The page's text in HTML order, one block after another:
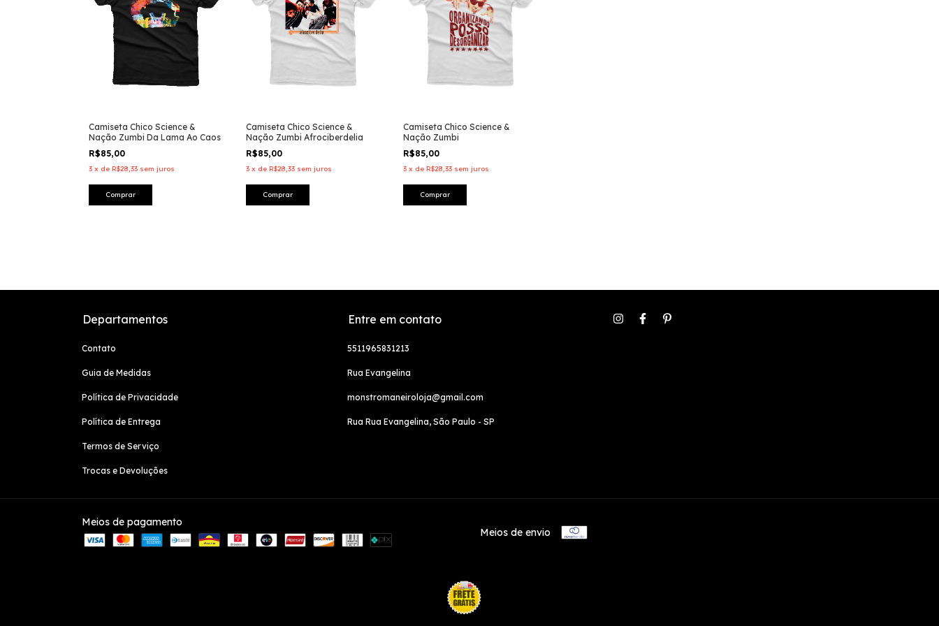
Camiseta Chico Science &
Nação Zumbi Da Lama Ao Caos
R$85,00
3 x de R$28,33 sem juros
Comprar
Camiseta Chico Science &
Nação Zumbi Afrociberdelia
R$85,00
3 x de R$28,33 sem juros
Comprar
Camiseta Chico Science &
Nação Zumbi
R$85,00
3 x de R$28,33 sem juros
Comprar
Departamentos
Contato
Guia de Medidas
Política de Privacidade
Política de Entrega
Termos de Serviço
Trocas e Devoluções
Entre em contato
5511965831213
Rua Evangelina
monstromaneiroloja@gmail.com
Rua Rua Evangelina, São Paulo - SP
Meios de pagamento
Meios de envio